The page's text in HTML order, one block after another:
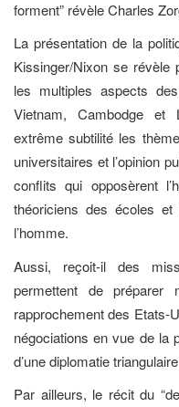
forment” révèle Charles
La présentation de la
Kissinger/Nixon se révèle
les multiples aspects
Vietnam, Cambodge et
extrême subtilité les
universitaires et l’opinion
conflits qui opposèrent
théoriciens des écoles
l’homme.
Aussi, reçoit-il des
permettent de préparer
rapprochement des Etats-
négociations en vue de la
d’une diplomatie
Par ailleurs, le récit du